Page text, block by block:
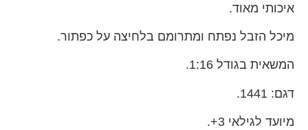
איכותי מאוד.
מיכל הזבל נפתח ומתרומם בלחיצה על כפתור.
המשאית בגודל 1:16.
דגם: 1441.
מיועד לגילאי 3+.